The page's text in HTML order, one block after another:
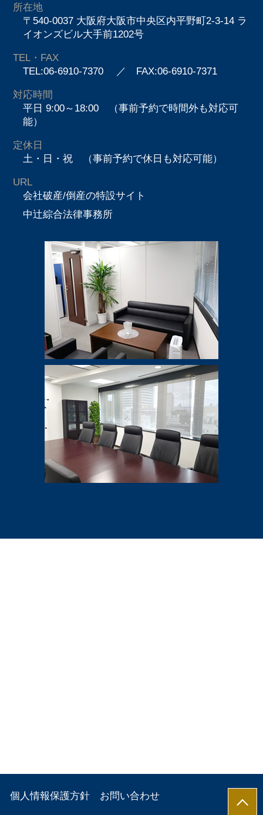
所在地
〒540-0037 大阪府大阪市中央区内平野町2-3-14 ラ
イオンズビル大手前1202号
TEL・FAX
TEL:06-6910-7370 ／ FAX:06-6910-7371
対応時間
平日 9:00～18:00 （事前予約で時間外も対応可
能）
定休日
土・日・祝 （事前予約で休日も対応可能）
URL
会社破産/倒産の特設サイト
中辻綜合法律事務所
個人情報保護方針 お問い合わせ